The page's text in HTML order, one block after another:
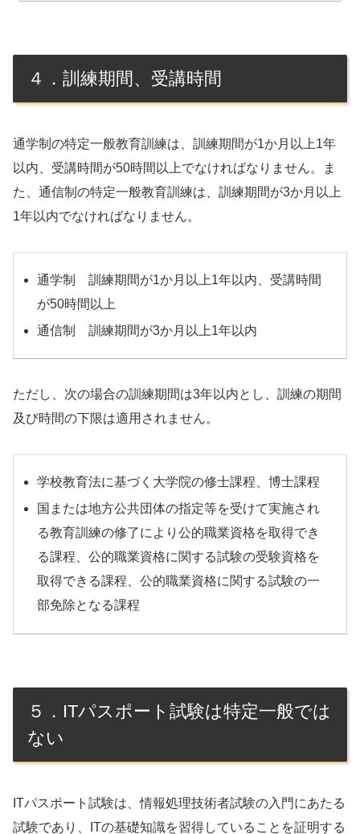
４．訓練期間、受講時間
通学制の特定一般教育訓練は、訓練期間が1か月以上1年
以内、受講時間が50時間以上でなければなりません。ま
た、通信制の特定一般教育訓練は、訓練期間が3か月以上
1年以内でなければなりません。
通学制 訓練期間が1か月以上1年以内、受講時間
が50時間以上
通信制 訓練期間が3か月以上1年以内
ただし、次の場合の訓練期間は3年以内とし、訓練の期間
及び時間の下限は適用されません。
学校教育法に基づく大学院の修士課程、博士課程
国または地方公共団体の指定等を受けて実施され
る教育訓練の修了により公的職業資格を取得でき
る課程、公的職業資格に関する試験の受験資格を
取得できる課程、公的職業資格に関する試験の一
部免除となる課程
５．ITパスポート試験は特定一般では
ない
ITパスポート試験は、情報処理技術者試験の入門にあたる
試験であり、ITの基礎知識を習得していることを証明する